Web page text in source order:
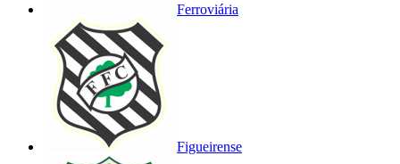
Ferroviária
Figueirense